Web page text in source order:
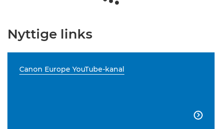
Nyttige links
Canon Europe YouTube-kanal
